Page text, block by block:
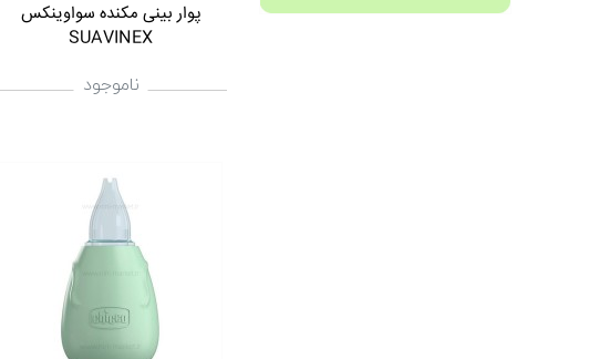
پوار بینی مکنده سواوینکس
SUAVINEX
ناموجود